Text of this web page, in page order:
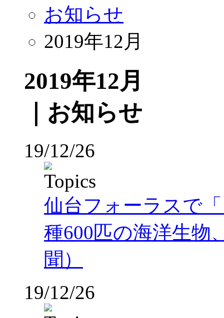
お知らせ
2019年12月
2019年12月
｜お知らせ
19/12/26
仙台フォーラスで
種600匹の海洋生物
聞）
19/12/26